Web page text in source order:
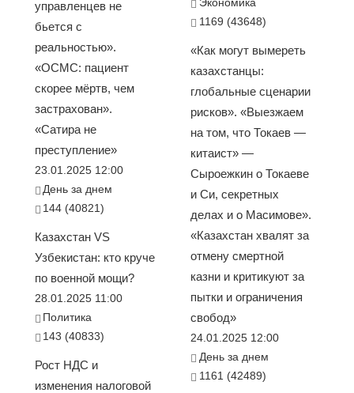
управленцев не
бьется с
реальностью».
«ОСМС: пациент
скорее мёртв, чем
застрахован».
«Сатира не
преступление»
23.01.2025 12:00
День за днем
144 (40821)
Казахстан VS
Узбекистан: кто круче
по военной мощи?
28.01.2025 11:00
Политика
143 (40833)
Рост НДС и
изменения налоговой
1169 (43648)
«Как могут вымереть
казахстанцы:
глобальные сценарии
рисков». «Выезжаем
на том, что Токаев —
китаист» —
Сыроежкин о Токаеве
и Си, секретных
делах и о Масимове».
«Казахстан хвалят за
отмену смертной
казни и критикуют за
пытки и ограничения
свобод»
24.01.2025 12:00
День за днем
1161 (42489)